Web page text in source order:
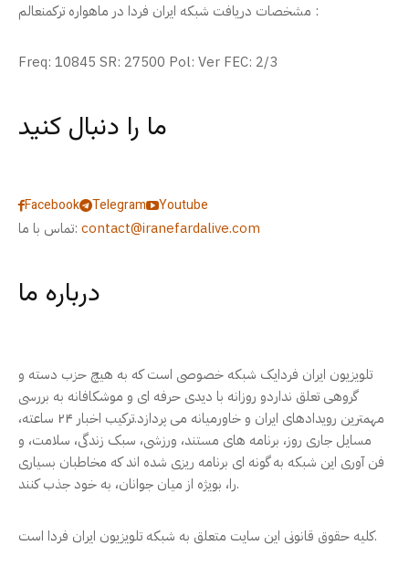
مشخصات دریافت شبکه ایران فردا در ماهواره ترکمنعالم :
Freq: 10845 SR: 27500 Pol: Ver FEC: 2/3
ما را دنبال کنید
Facebook Telegram
Youtube
تماس با ما: contact@iranefardalive.com
درباره ما
تلویزیون ایران فردایک شبکه خصوصی است که به هیچ حزب دسته و
گروهی تعلق نداردو روزانه با دیدی حرفه ای و موشکافانه به بررسی
مهمترین رویدادهای ایران و خاورمیانه می پردازد.ترکیب اخبار ۲۴ ساعته،
مسایل جاری روز، برنامه های مستند، ورزشی، سبک زندگی، سلامت، و
فن آوری این شبکه به گونه ای برنامه ریزی شده اند که مخاطبان بسیاری
را، بویژه از میان جوانان، به خود جذب کنند.
کلیه حقوق قانونی این سایت متعلق به شبکه تلویزیون ایران فردا است.